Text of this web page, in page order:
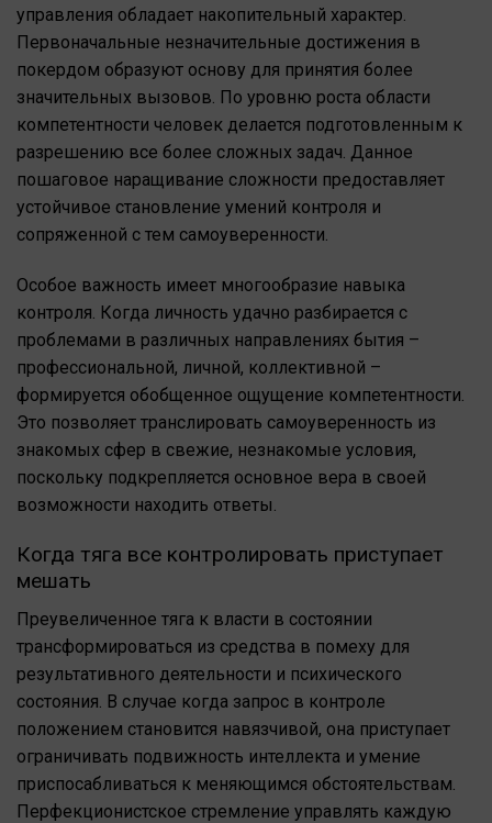
управления обладает накопительный характер.
Первоначальные незначительные достижения в
покердом образуют основу для принятия более
значительных вызовов. По уровню роста области
компетентности человек делается подготовленным к
разрешению все более сложных задач. Данное
пошаговое наращивание сложности предоставляет
устойчивое становление умений контроля и
сопряженной с тем самоуверенности.
Особое важность имеет многообразие навыка
контроля. Когда личность удачно разбирается с
проблемами в различных направлениях бытия –
профессиональной, личной, коллективной –
формируется обобщенное ощущение компетентности.
Это позволяет транслировать самоуверенность из
знакомых сфер в свежие, незнакомые условия,
поскольку подкрепляется основное вера в своей
возможности находить ответы.
Когда тяга все контролировать приступает
мешать
Преувеличенное тяга к власти в состоянии
трансформироваться из средства в помеху для
результативного деятельности и психического
состояния. В случае когда запрос в контроле
положением становится навязчивой, она приступает
ограничивать подвижность интеллекта и умение
приспосабливаться к меняющимся обстоятельствам.
Перфекционистское стремление управлять каждую